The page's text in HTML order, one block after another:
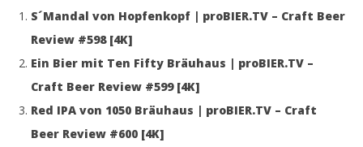
S´Mandal von Hopfenkopf | proBIER.TV – Craft Beer
Review #598 [4K]
Ein Bier mit Ten Fifty Bräuhaus | proBIER.TV –
Craft Beer Review #599 [4K]
Red IPA von 1050 Bräuhaus | proBIER.TV – Craft
Beer Review #600 [4K]